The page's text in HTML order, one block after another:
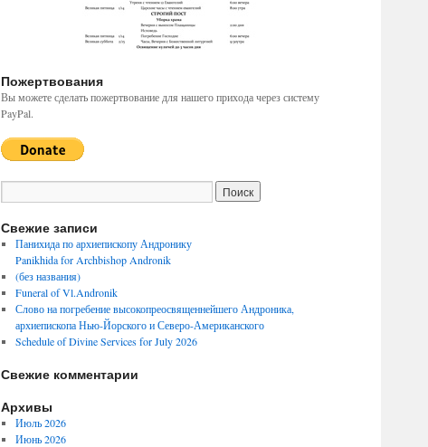
Пожертвования
Вы можете сделать пожертвование для нашего прихода через систему
PayPal.
Свежие записи
Панихида по архиепископу Андронику
Panikhida for Archbishop Andronik
(без названия)
Funeral of Vl.Andronik
Слово на погребение высокопреосвященнейшего Андроника,
архиепископа Нью-Йорского и Северо-Американского
Schedule of Divine Services for July 2026
Свежие комментарии
Архивы
Июль 2026
Июнь 2026